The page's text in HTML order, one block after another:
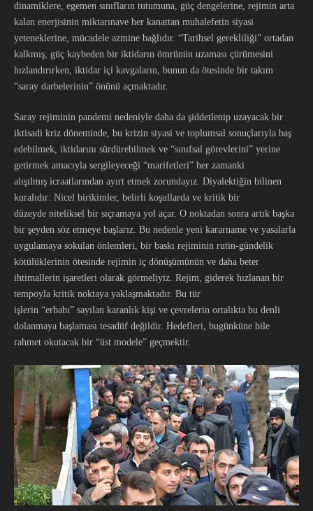
dinamiklere, egemen sınıfların tutumuna, güç dengelerine, rejimin arta
kalan enerjisinin miktarınave her kanattan muhalefetin siyasi
yeteneklerine, mücadele azmine bağlıdır. “Tarihsel gerekliliği” ortadan
kalkmış, güç kaybeden bir iktidarın ömrünün uzaması çürümesini
hızlandırırken, iktidar içi kavgaların, bunun da ötesinde bir takım
“saray darbelerinin” önünü açmaktadır.
Saray rejiminin pandemi nedeniyle daha da şiddetlenip uzayacak bir
iktisadi kriz döneminde, bu krizin siyasi ve toplumsal sonuçlarıyla baş
edebilmek, iktidarını sürdürebilmek ve “sınıfsal görevlerini” yerine
getirmek amacıyla sergileyeceği “marifetleri” her zamanki
alışılmış icraatlarından ayırt etmek zorundayız. Diyalektiğin bilinen
kuralıdır: Nicel birikimler, belirli koşullarda ve kritik bir
düzeyde niteliksel bir sıçramaya yol açar. O noktadan sonra artık başka
bir şeyden söz etmeye başlarız. Bu nedenle yeni kararname ve yasalarla
uygulamaya sokulan önlemleri, bir baskı rejiminin rutin-gündelik
kötülüklerinin ötesinde rejimin iç dönüşümünün ve daha beter
ihtimallerin işaretleri olarak görmeliyiz. Rejim, giderek hızlanan bir
tempoyla kritik noktaya yaklaşmaktadır. Bu tür
işlerin “erbabı” sayılan karanlık kişi ve çevrelerin ortalıkta bu denli
dolanmaya başlaması tesadüf değildir. Hedefleri, bugünküne bile
rahmet okutacak bir “üst modele” geçmektir.